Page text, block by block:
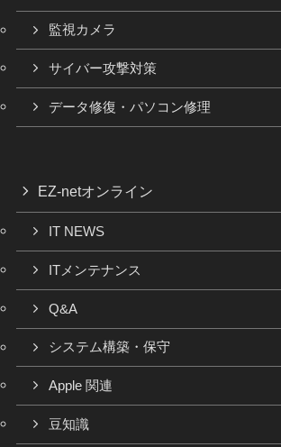
監視カメラ
サイバー攻撃対策
データ修復・パソコン修理
EZ-netオンライン
IT NEWS
ITメンテナンス
Q&A
システム構築・保守
Apple 関連
豆知識